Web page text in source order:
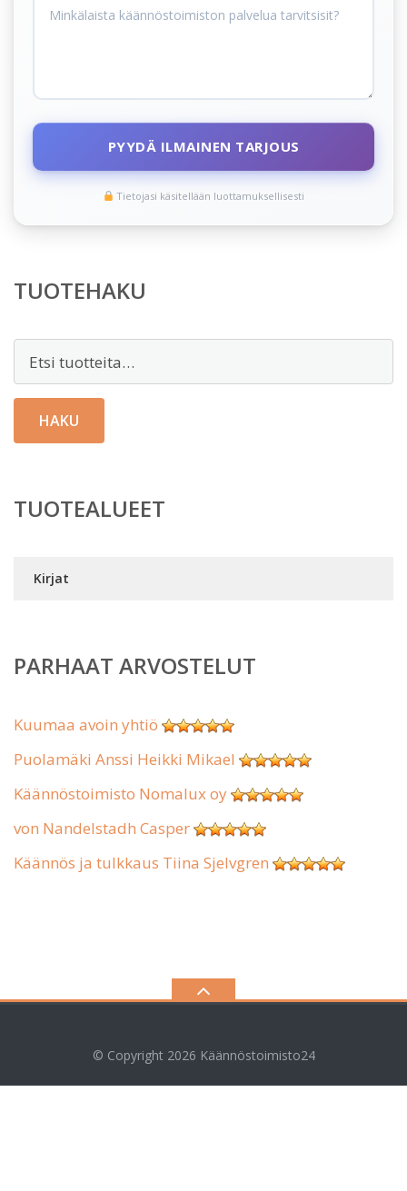
PYYDÄ ILMAINEN TARJOUS
Tietojasi käsitellään luottamuksellisesti
TUOTEHAKU
HAKU
TUOTEALUEET
Kirjat
PARHAAT ARVOSTELUT
Kuumaa avoin yhtiö
Puolamäki Anssi Heikki Mikael
Käännöstoimisto Nomalux oy
von Nandelstadh Casper
Käännös ja tulkkaus Tiina Sjelvgren
© Copyright 2026 Käännöstoimisto24